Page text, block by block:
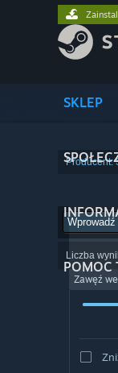
SKLEP
POMOC
Producent:
Liczba
Zawęź